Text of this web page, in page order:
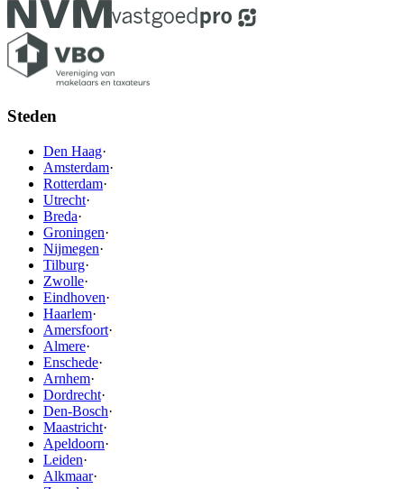
Steden
Den Haag·
Amsterdam·
Rotterdam·
Utrecht·
Breda·
Groningen·
Nijmegen·
Tilburg·
Zwolle·
Eindhoven·
Haarlem·
Amersfoort·
Almere·
Enschede·
Arnhem·
Dordrecht·
Den-Bosch·
Maastricht·
Apeldoorn·
Leiden·
Alkmaar·